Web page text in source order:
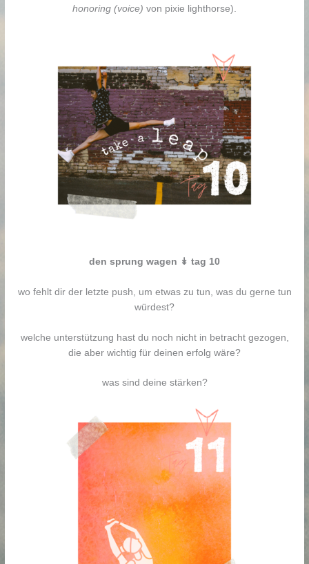
honoring (voice) von pixie lighthorse).
den sprung wagen ↡ tag 10
wo fehlt dir der letzte push, um etwas zu tun, was du gerne tun
würdest?
welche unterstützung hast du noch nicht in betracht gezogen,
die aber wichtig für deinen erfolg wäre?
was sind deine stärken?